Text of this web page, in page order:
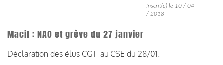
Inscrit(e) le 10 / 04
/ 2018
Macif : NAO et grève du 27 janvier
Déclaration des élus CGT au CSE du 28/01.